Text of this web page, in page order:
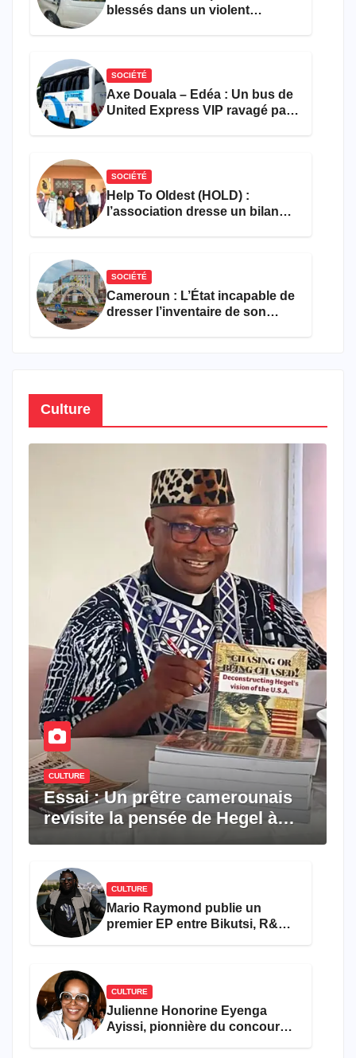
blessés dans un violent
SOCIÉTÉ
Axe Douala – Edéa : Un bus de
United Express VIP ravagé par
SOCIÉTÉ
Help To Oldest (HOLD) :
l’association dresse un bilan
SOCIÉTÉ
Cameroun : L’État incapable de
dresser l’inventaire de son
Culture
CULTURE
Essai : Un prêtre camerounais
revisite la pensée de Hegel à
CULTURE
Mario Raymond publie un
premier EP entre Bikutsi, R&B
CULTURE
Julienne Honorine Eyenga
Ayissi, pionnière du concours